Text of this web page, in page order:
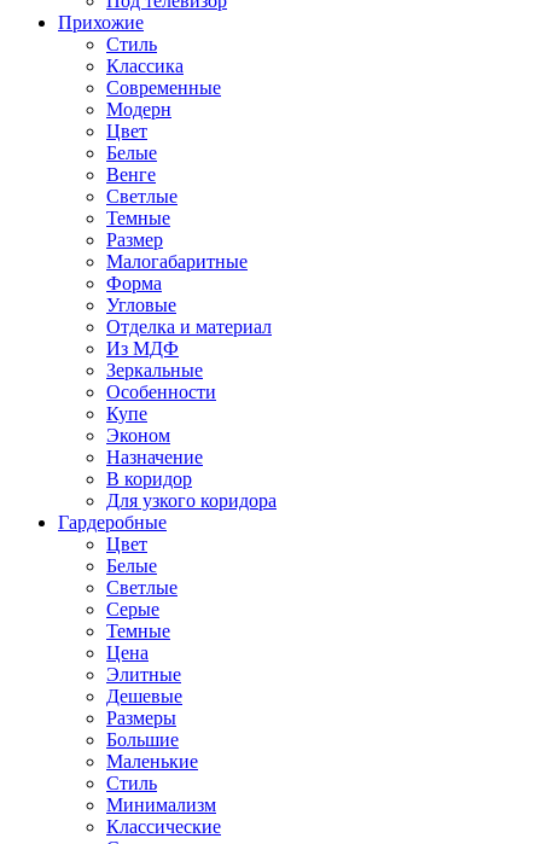
Прихожие
Стиль
Классика
Современные
Модерн
Цвет
Белые
Венге
Светлые
Темные
Размер
Малогабаритные
Форма
Угловые
Отделка и материал
Из МДФ
Зеркальные
Особенности
Купе
Эконом
Назначение
В коридор
Для узкого коридора
Гардеробные
Цвет
Белые
Светлые
Серые
Темные
Цена
Элитные
Дешевые
Размеры
Большие
Маленькие
Стиль
Минимализм
Классические